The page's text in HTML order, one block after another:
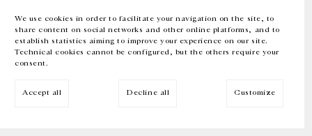
We use cookies in order to facilitate your navigation on the site, to
share content on social networks and other online platforms, and to
establish statistics aiming to improve your experience on our site.
Technical cookies cannot be configured, but the others require your
consent.
Accept all Decline all Customize
EN FR 中文 Facebook Instagram
Inscrivez-vous à notre newsletter